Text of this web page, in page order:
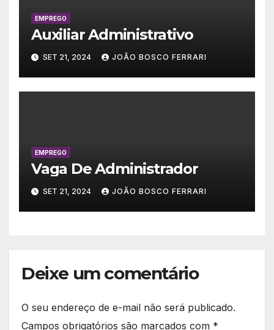
EMPREGO
Auxiliar Administrativo
SET 21, 2024 JOÃO BOSCO FERRARI
EMPREGO
Vaga De Administrador
SET 21, 2024 JOÃO BOSCO FERRARI
Deixe um comentário
O seu endereço de e-mail não será publicado.
Campos obrigatórios são marcados com *